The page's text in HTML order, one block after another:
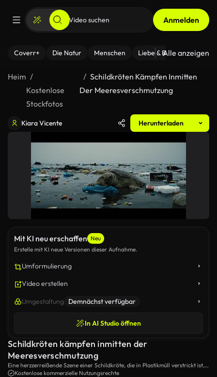
Anmelden
Coverr+ Die Natur Menschen Liebe & Beziehungen
Alle anzeigen
Heim
Kostenlose
Stockfotos
Schildkröten Kämpfen Inmitten
Der Meeresverschmutzung
Kiara Vicente Herunterladen
Mit KI neu erschaffen Neu
Erstelle mit KI neue Versionen dieser Aufnahme.
Umformulierung
Video erstellen
Umgestaltung Demnächst verfügbar
In AI Studio öffnen
Schildkröten kämpfen inmitten der
Meeresverschmutzung
Eine herzzerreißende Szene einer Schildkröte, die in Plastikmüll verstrickt ist,
unterstreicht die verheerenden Auswirkungen der Meeresverschmutzung auf
Kostenlose kommerzielle Nutzungsrechte